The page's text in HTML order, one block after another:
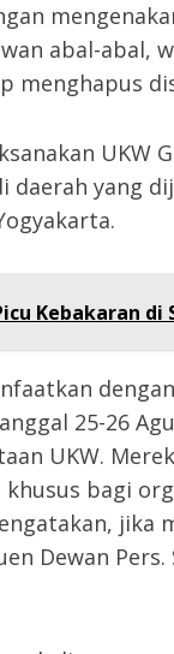
abal-abal,
menghapus
UKW
daerah yang
Kebakaran
25-26
UKW.
bagi
Dewan